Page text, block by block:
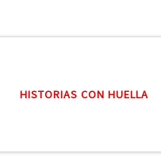
HISTORIAS CON HUELLA